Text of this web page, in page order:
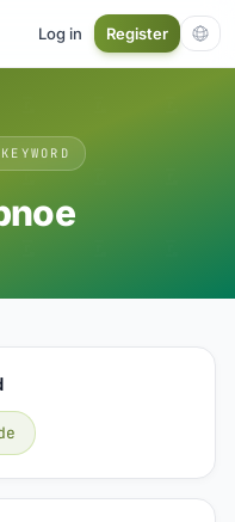
Log in Register